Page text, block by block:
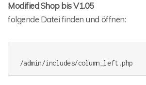
Modified Shop bis V1.05
folgende Datei finden und öffnen: